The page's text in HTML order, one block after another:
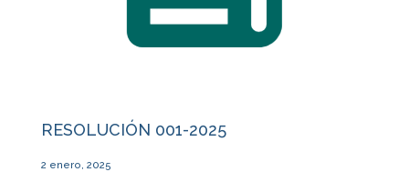
RESOLUCIÓN 001-2025
2 enero, 2025